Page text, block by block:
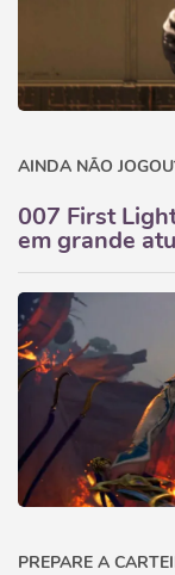
AINDA NÃO
007 First
em grande
PREPARE A